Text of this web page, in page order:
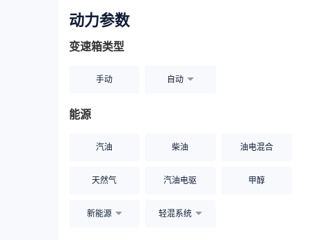
动力参数
变速箱类型
手动 自动
能源
汽油 柴油 油电混合
天然气 汽油电驱 甲醇
新能源 轻混系统